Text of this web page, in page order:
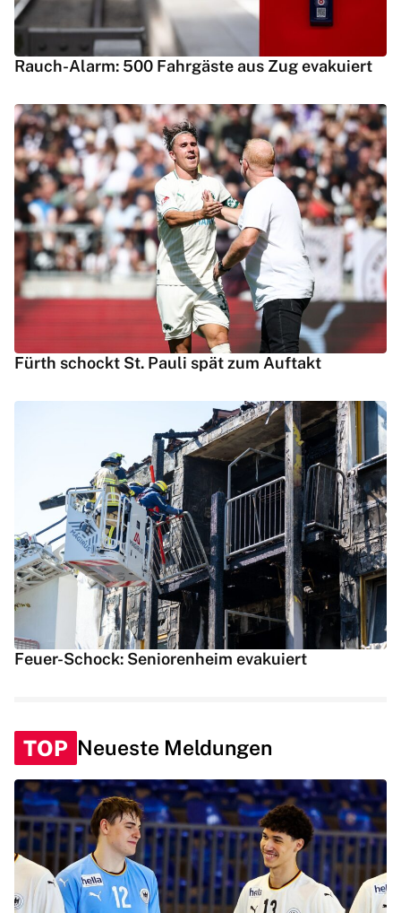
Rauch-Alarm: 500 Fahrgäste aus Zug evakuiert
Fürth schockt St. Pauli spät zum Auftakt
Feuer-Schock: Seniorenheim evakuiert
TOP Neueste Meldungen